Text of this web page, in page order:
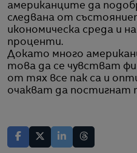
американците да
следвана от
икономическа среда и
проценти.
Докато много
това да се чувстват
от тях все пак са и
очакват да постигнат